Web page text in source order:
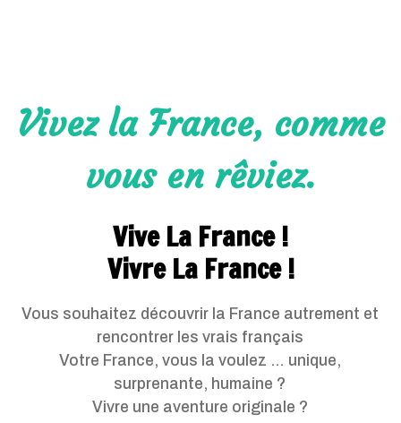
Vivez la France, comme
vous en rêviez.
Vive La France !
Vivre La France !
Vous souhaitez découvrir la France autrement et
rencontrer les vrais français
Votre France, vous la voulez … unique,
surprenante, humaine ?
Vivre une aventure originale ?